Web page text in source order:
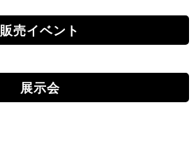
販売イベント
展示会